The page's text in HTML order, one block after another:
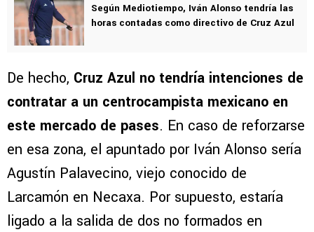
Según Mediotiempo, Iván Alonso tendría las
horas contadas como directivo de Cruz Azul
De hecho, Cruz Azul no tendría intenciones de
contratar a un centrocampista mexicano en
este mercado de pases. En caso de reforzarse
en esa zona, el apuntado por Iván Alonso sería
Agustín Palavecino, viejo conocido de
Larcamón en Necaxa. Por supuesto, estaría
ligado a la salida de dos no formados en